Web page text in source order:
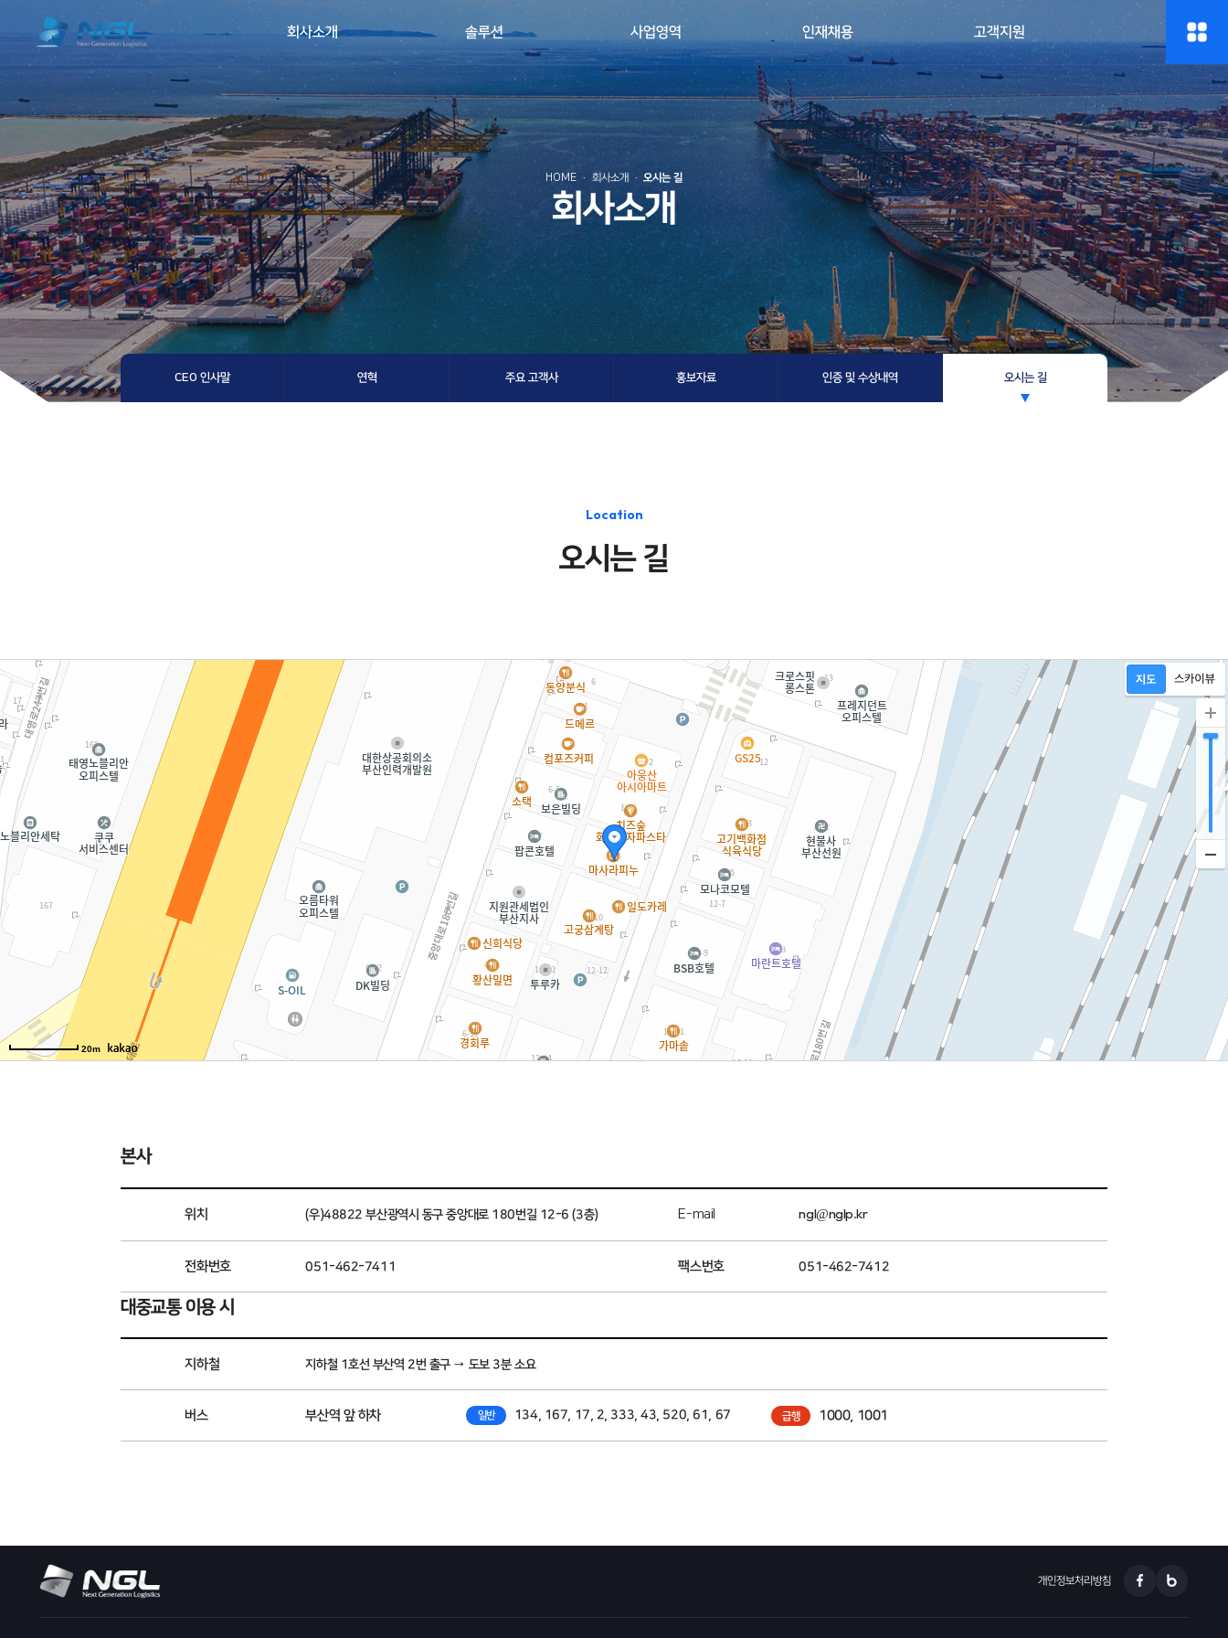
회사소개 솔루션 사업영역 인재채용 고객지원
HOME 회사소개 오시는 길
회사소개
CEO 인사말 연혁 주요 고객사 홍보자료 인증 및 수상내역 오시는 길
Location
오시는 길
20m
본사
위치 (우)48822 부산광역시 동구 중앙대로 180번길 12-6 (3층) E-mail ngl@nglp.kr
전화번호 051-462-7411 팩스번호 051-462-7412
대중교통 이용 시
지하철 지하철 1호선 부산역 2번 출구 → 도보 3분 소요
버스 부산역 앞 하차 일반 134, 167, 17, 2, 333, 43, 520, 61, 67 급행 1000, 1001
개인정보처리방침